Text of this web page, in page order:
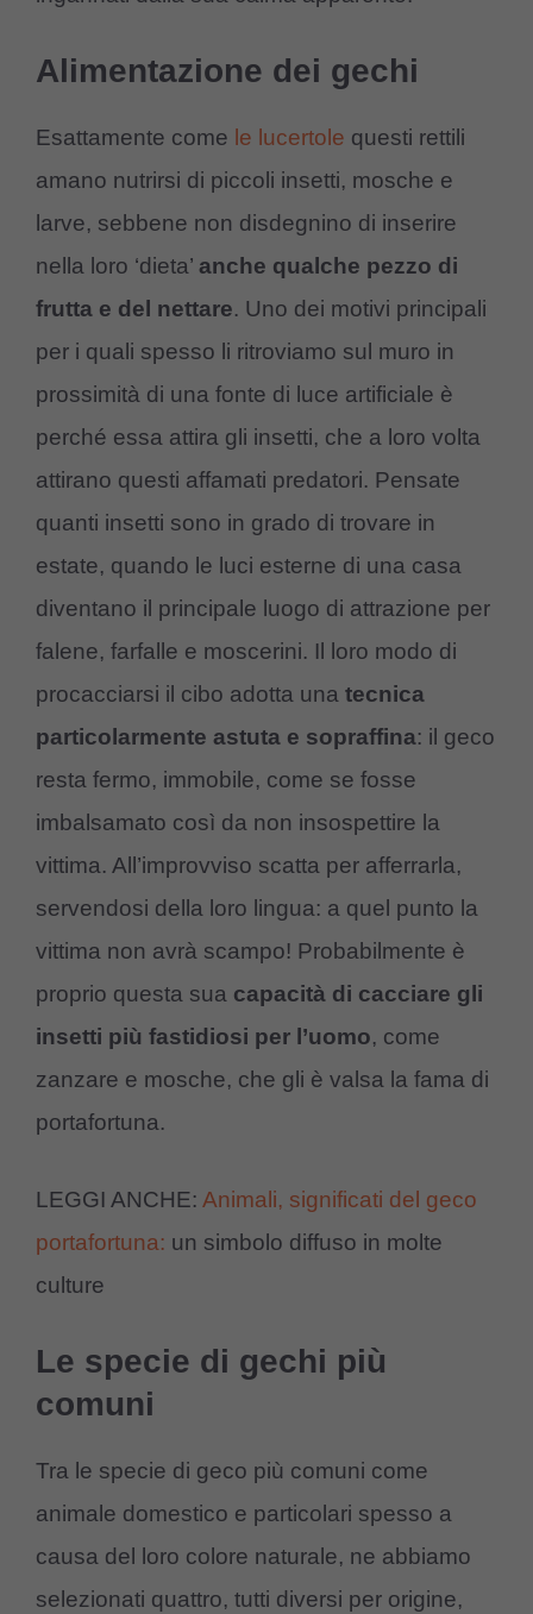
Alimentazione dei gechi
Esattamente come le lucertole questi rettili
amano nutrirsi di piccoli insetti, mosche e
larve, sebbene non disdegnino di inserire
nella loro ‘dieta’ anche qualche pezzo di
frutta e del nettare. Uno dei motivi principali
per i quali spesso li ritroviamo sul muro in
prossimità di una fonte di luce artificiale è
perché essa attira gli insetti, che a loro volta
attirano questi affamati predatori. Pensate
quanti insetti sono in grado di trovare in
estate, quando le luci esterne di una casa
diventano il principale luogo di attrazione per
falene, farfalle e moscerini. Il loro modo di
procacciarsi il cibo adotta una tecnica
particolarmente astuta e sopraffina: il geco
resta fermo, immobile, come se fosse
imbalsamato così da non insospettire la
vittima. All’improvviso scatta per afferrarla,
servendosi della loro lingua: a quel punto la
vittima non avrà scampo! Probabilmente è
proprio questa sua capacità di cacciare gli
insetti più fastidiosi per l’uomo, come
zanzare e mosche, che gli è valsa la fama di
portafortuna.
LEGGI ANCHE: Animali, significati del geco
portafortuna: un simbolo diffuso in molte
culture
Le specie di gechi più
comuni
Tra le specie di geco più comuni come
animale domestico e particolari spesso a
causa del loro colore naturale, ne abbiamo
selezionati quattro, tutti diversi per origine,